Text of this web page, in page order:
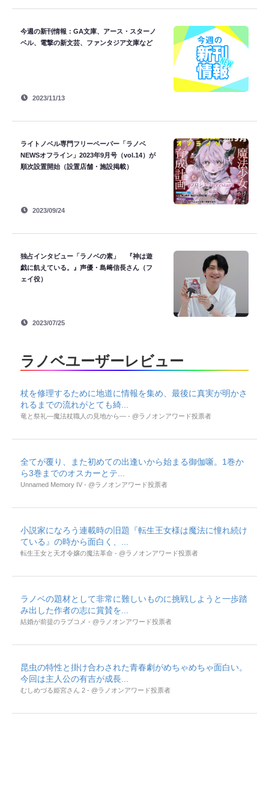
今週の新刊情報：GA文庫、アース・スターノ
ベル、電撃の新文芸、ファンタジア文庫など
2023/11/13
ライトノベル専門フリーペーパー「ラノベ
NEWSオフライン」2023年9月号（vol.14）が
順次設置開始（設置店舗・施設掲載）
2023/09/24
独占インタビュー「ラノベの素」 『神は遊
戯に飢えている。』声優・島﨑信長さん（フ
ェイ役）
2023/07/25
ラノベユーザーレビュー
杖を修理するために地道に情報を集め、最後に真実が明かさ
れるまでの流れがとても綺...
竜と祭礼―魔法杖職人の見地から― - @ラノオンアワード投票者
全てが覆り、また初めての出逢いから始まる御伽噺。1巻か
ら3巻までのオスカーとテ...
Unnamed Memory IV - @ラノオンアワード投票者
小説家になろう連載時の旧題『転生王女様は魔法に憧れ続け
ている』の時から面白く、...
転生王女と天才令嬢の魔法革命 - @ラノオンアワード投票者
ラノベの題材として非常に難しいものに挑戦しようと一歩踏
み出した作者の志に賞賛を...
結婚が前提のラブコメ - @ラノオンアワード投票者
昆虫の特性と掛け合わされた青春劇がめちゃめちゃ面白い。
今回は主人公の有吉が成長...
むしめづる姫宮さん 2 - @ラノオンアワード投票者